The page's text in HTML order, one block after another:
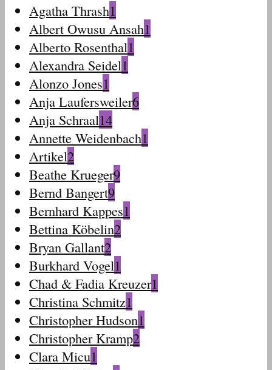
Agatha Thrash1
Albert Owusu Ansah1
Alberto Rosenthal1
Alexandra Seidel1
Alonzo Jones1
Anja Laufersweiler6
Anja Schraal14
Annette Weidenbach1
Artikel2
Beathe Krueger9
Bernd Bangert9
Bernhard Kappes1
Bettina Köbelin2
Bryan Gallant2
Burkhard Vogel1
Chad & Fadia Kreuzer1
Christina Schmitz1
Christopher Hudson1
Christopher Kramp2
Clara Micu1